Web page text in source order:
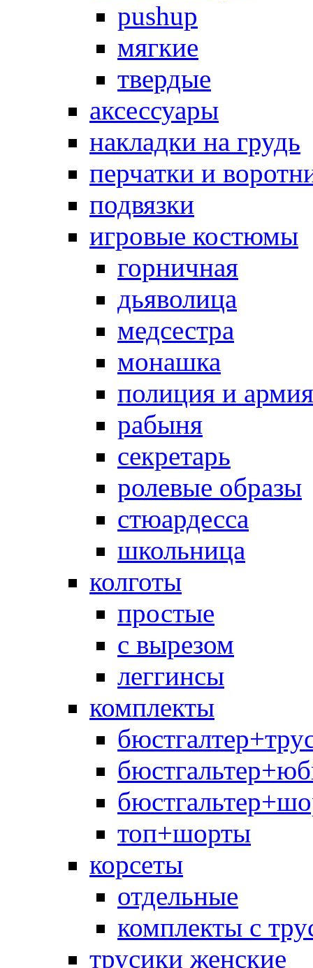
pushup
мягкие
твердые
аксессуары
накладки на грудь
перчатки и
подвязки
игровые костюмы
горничная
дьяволица
медсестра
монашка
полиция и армия
рабыня
секретарь
ролевые образы
стюардесса
школьница
колготы
простые
с вырезом
леггинсы
комплекты
топ+шорты
корсеты
отдельные
комплекты с
трусики женские